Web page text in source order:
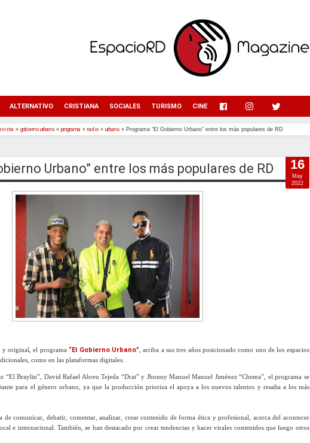
ALTERNATIVO CRISTIANA SOCIALES TURISMO CINE
» gobierno urbano » programa » radio » urbano » Programa “El Gobierno Urbano” entre los más populares de RD
Urbano” entre los más populares de RD
y original, el programa “El Gobierno Urbano” , arriba a sus tres años posicionado como uno de los espacios
como en las plataformas digitales.
“El Braylin”, David Rafael Abreu Tejeda “Drat” y Jhonny Manuel Manuel Jiménez “Chema”, el programa se
para el género urbano, ya que la producción prioriza el apoya a los nuevos talentos y resalta a los más
de comunicar, debatir, comentar, analizar, crear contenido de forma ética y profesional, acerca del acontecer
e internacional. También, se han destacado por crear tendencias y hacer virales contenidos que luego otros
16
May
2022